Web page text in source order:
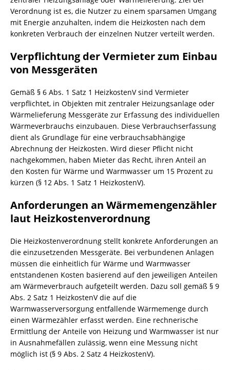
Verordnung ist es, die Nutzer zu einem sparsamen Umgang
mit Energie anzuhalten, indem die Heizkosten nach dem
konkreten Verbrauch der einzelnen Nutzer verteilt werden.
Verpflichtung der Vermieter zum Einbau
von Messgeräten
Gemäß § 6 Abs. 1 Satz 1 HeizkostenV sind Vermieter
verpflichtet, in Objekten mit zentraler Heizungsanlage oder
Wärmelieferung Messgeräte zur Erfassung des individuellen
Wärmeverbrauchs einzubauen. Diese Verbrauchserfassung
dient als Grundlage für eine verbrauchsabhängige
Abrechnung der Heizkosten. Wird dieser Pflicht nicht
nachgekommen, haben Mieter das Recht, ihren Anteil an
den Kosten für Wärme und Warmwasser um 15 Prozent zu
kürzen (§ 12 Abs. 1 Satz 1 HeizkostenV).
Anforderungen an Wärmemengenzähler
laut Heizkostenverordnung
Die Heizkostenverordnung stellt konkrete Anforderungen an
die einzusetzenden Messgeräte. Bei verbundenen Anlagen
müssen die einheitlich für Wärme und Warmwasser
entstandenen Kosten basierend auf den jeweiligen Anteilen
am Wärmeverbrauch aufgeteilt werden. Dazu soll gemäß § 9
Abs. 2 Satz 1 HeizkostenV die auf die
Warmwasserversorgung entfallende Wärmemenge durch
einen Wärmezähler erfasst werden. Eine rechnerische
Ermittlung der Anteile von Heizung und Warmwasser ist nur
in Ausnahmefällen zulässig, wenn eine Messung nicht
möglich ist (§ 9 Abs. 2 Satz 4 HeizkostenV).